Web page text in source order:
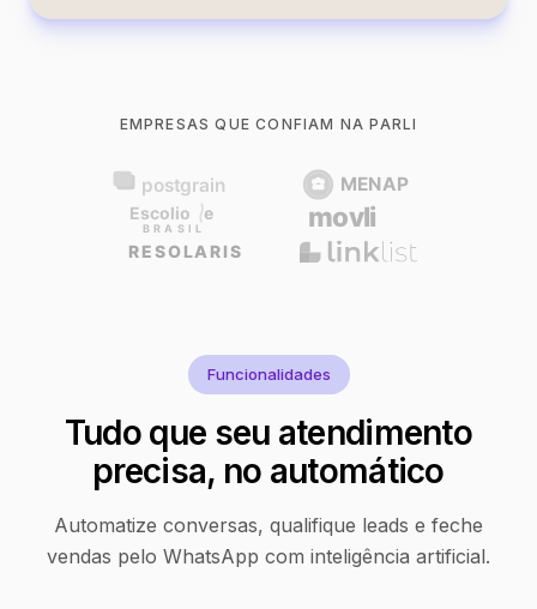
EMPRESAS QUE CONFIAM NA PARLI
Funcionalidades
Tudo que seu atendimento
precisa, no automático
Automatize conversas, qualifique leads e feche
vendas pelo WhatsApp com inteligência artificial.